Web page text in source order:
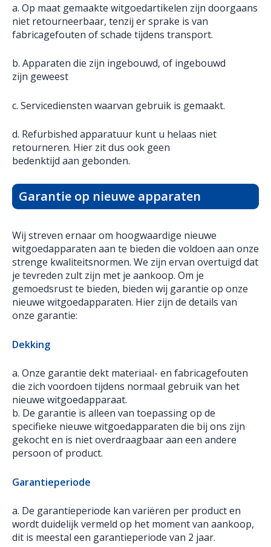
a. Op maat gemaakte witgoedartikelen zijn doorgaans
niet retourneerbaar, tenzij er sprake is van
fabricagefouten of schade tijdens transport.
b. Apparaten die zijn ingebouwd, of ingebouwd
zijn geweest
c. Servicediensten waarvan gebruik is gemaakt.
d. Refurbished apparatuur kunt u helaas niet
retourneren. Hier zit dus ook geen
bedenktijd aan gebonden.
Garantie op nieuwe apparaten
Wij streven ernaar om hoogwaardige nieuwe
witgoedapparaten aan te bieden die voldoen aan onze
strenge kwaliteitsnormen. We zijn ervan overtuigd dat
je tevreden zult zijn met je aankoop. Om je
gemoedsrust te bieden, bieden wij garantie op onze
nieuwe witgoedapparaten. Hier zijn de details van
onze garantie:
Dekking
a. Onze garantie dekt materiaal- en fabricagefouten
die zich voordoen tijdens normaal gebruik van het
nieuwe witgoedapparaat.
b. De garantie is alleen van toepassing op de
specifieke nieuwe witgoedapparaten die bij ons zijn
gekocht en is niet overdraagbaar aan een andere
persoon of product.
Garantieperiode
a. De garantieperiode kan variëren per product en
wordt duidelijk vermeld op het moment van aankoop,
dit is meestal een garantieperiode van 2 jaar.